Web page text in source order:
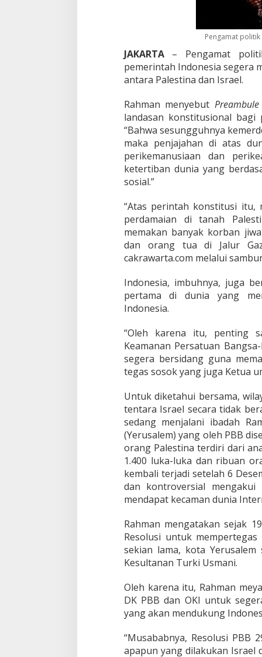
o
o
n
g
K
I
A
d
n
T
U
n
t
u
k
a
l
e
i
n
a
Pengamat politik
JAKARTA– Pengamat
pemerintah Indonesia segera
antara Palestina dan Israel.
Rahman menyebutPreambule
landasan konstitusional
“Bahwa sesungguhnya
maka penjajahan di atas
perikemanusiaan dan
ketertiban dunia yang
sosial.”
“Atas perintah konstitusi itu,
perdamaian di tanah
memakan banyak korban
dan orang tua di Jalur
cakrawarta.com melalui
Indonesia, imbuhnya, juga
pertama di dunia yang
Indonesia.
“Oleh karena itu, penting
Keamanan Persatuan
segera bersidang guna
tegas sosok yang juga Ketua
Untuk diketahui bersama,
tentara Israel secara tidak
sedang menjalani ibadah
(Yerusalem) yang oleh PBB
orang Palestina terdiri dari
1.400 luka-luka dan ribuan
kembali terjadi setelah 6
dan kontroversial
mendapat kecaman dunia
Rahman mengatakan sejak
Resolusi untuk
sekian lama, kota Yerusalem
Kesultanan Turki Usmani.
Oleh karena itu, Rahman
DK PBB dan OKI untuk
yang akan mendukung
“Musababnya, Resolusi PBB
apapun yang dilakukan Israel